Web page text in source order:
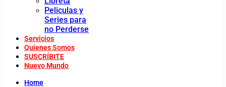
Peliculas y
Series para
no Perderse
Servicios
Quienes Somos
SUSCRÍBITE
Nuevo Mundo
Home